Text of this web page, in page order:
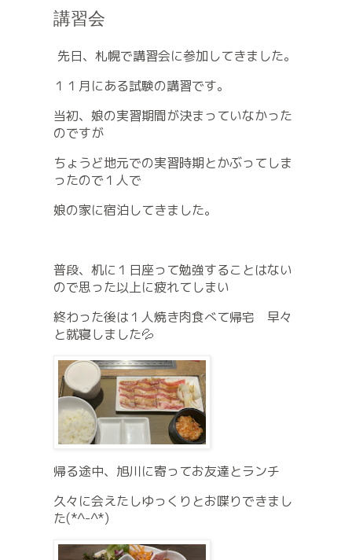
講習会
先日、札幌で講習会に参加してきました。
１１月にある試験の講習です。
当初、娘の実習期間が決まっていなかった
のですが
ちょうど地元での実習時期とかぶってしま
ったので１人で
娘の家に宿泊してきました。
普段、机に１日座って勉強することはない
ので思った以上に疲れてしまい
終わった後は１人焼き肉食べて帰宅 早々
と就寝しました💦
帰る途中、旭川に寄ってお友達とランチ
久々に会えたしゆっくりとお喋りできまし
た(*^-^*)